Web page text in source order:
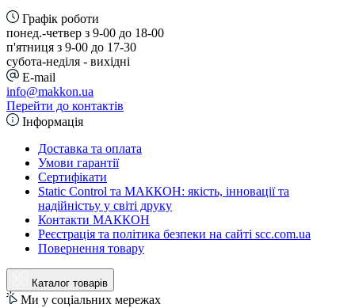
Графік роботи
понед.-четвер з 9-00 до 18-00
п'ятниця з 9-00 до 17-30
cубота-неділя - вихідні
E-mail
info@makkon.ua
Перейти до контактів
Інформація
Доставка та оплата
Умови гарантії
Сертифікати
Static Control та МАККОН: якість, інновації та
надійністьу у світі друку
Контакти МАККОН
Реєстрація та політика безпеки на сайті scc.com.ua
Повернення товару
Каталог товарів
Ми у соціальних мережах